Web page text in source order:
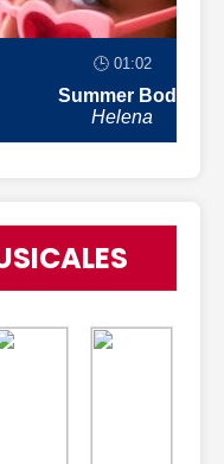
🕒 01:02
Summer Body
Helena